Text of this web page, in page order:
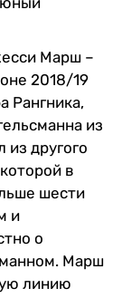
Марш –
2018/19
Рангника,
из
другого
в
шести
и
о
Марш
линию